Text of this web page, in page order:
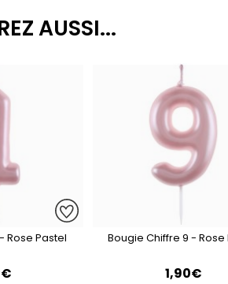
AUSSI...
Rose Pastel Bougie Chiffre 9 - Rose
1,90€